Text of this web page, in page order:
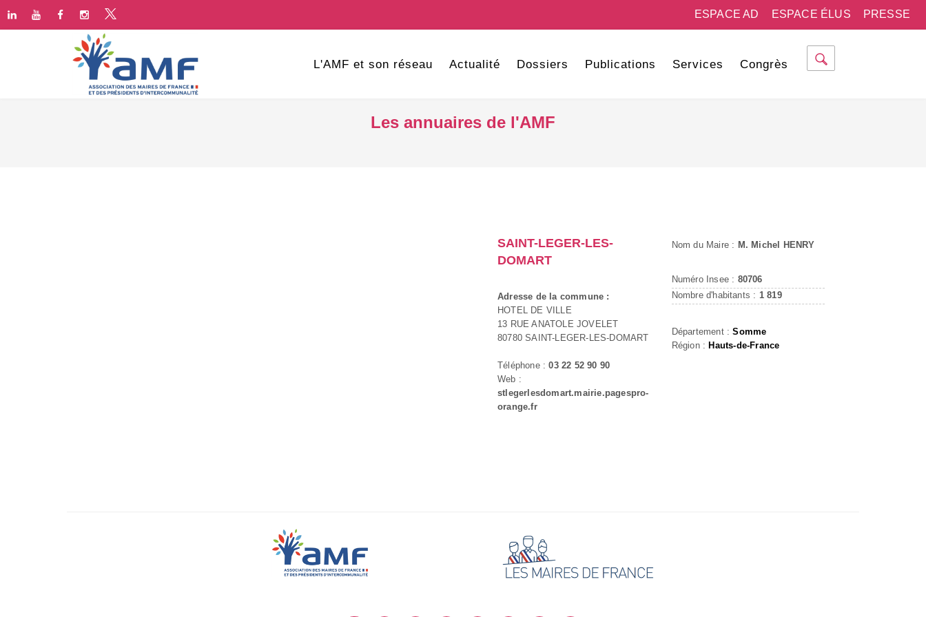
PRESSE
ESPACE ÉLUS
ESPACE AD
L'AMF et son réseau Actualité Dossiers Publications Services Congrès
Les annuaires de l'AMF
SAINT-LEGER-LES-
DOMART
Adresse de la commune :
HOTEL DE VILLE
13 RUE ANATOLE JOVELET
80780 SAINT-LEGER-LES-DOMART
Téléphone :03 22 52 90 90
Web :
stlegerlesdomart.mairie.pagespro-
orange.fr
Nom du Maire : M. Michel HENRY
Numéro Insee : 80706
Nombre d'habitants : 1 819
Département :Somme
Région :Hauts-de-France